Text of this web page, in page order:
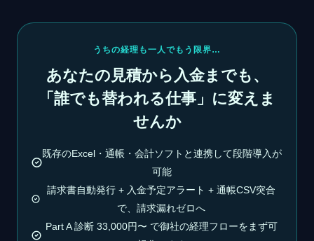
うちの経理も一人でもう限界…
あなたの見積から入金までも、
「誰でも替われる仕事」に変えま
せんか
既存のExcel・通帳・会計ソフトと連携して段階導入が
可能
請求書自動発行 + 入金予定アラート + 通帳CSV突合
で、請求漏れゼロへ
Part A 診断 33,000円〜 で御社の経理フローをまず可